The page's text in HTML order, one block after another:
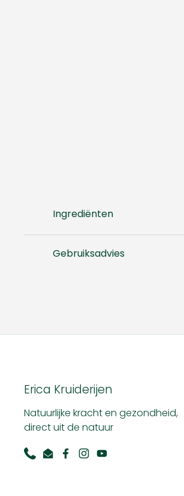
Ingrediënten
Gebruiksadvies
Erica Kruiderijen
Natuurlijke kracht en gezondheid,
direct uit de natuur
PhoneEmailFacebook
Instagram
YouTube